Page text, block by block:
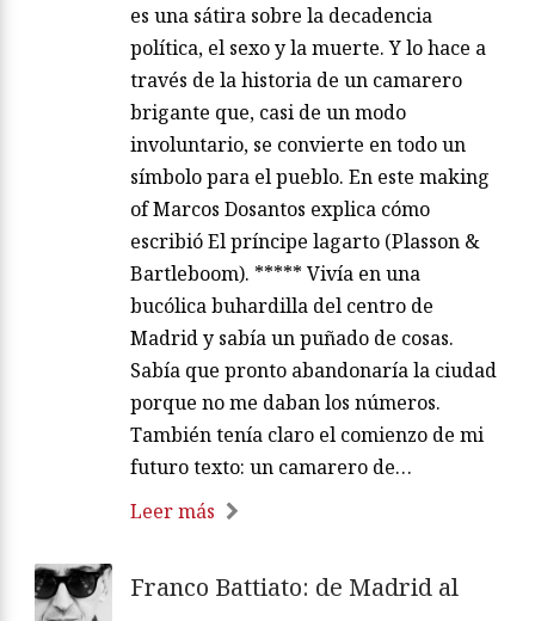
es una sátira sobre la decadencia
política, el sexo y la muerte. Y lo hace a
través de la historia de un camarero
brigante que, casi de un modo
involuntario, se convierte en todo un
símbolo para el pueblo. En este making
of Marcos Dosantos explica cómo
escribió El príncipe lagarto (Plasson &
Bartleboom). ***** Vivía en una
bucólica buhardilla del centro de
Madrid y sabía un puñado de cosas.
Sabía que pronto abandonaría la ciudad
porque no me daban los números.
También tenía claro el comienzo de mi
futuro texto: un camarero de…
Leer más
Franco Battiato: de Madrid al